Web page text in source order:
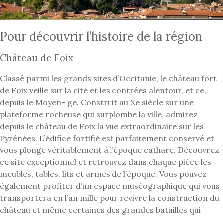
Pour découvrir l’histoire de la région
Château de Foix
Classé parmi les grands sites d’Occitanie, le château fort
de Foix veille sur la cité et les contrées alentour, et ce,
depuis le Moyen- ge. Construit au Xe siècle sur une
plateforme rocheuse qui surplombe la ville, admirez
depuis le château de Foix la vue extraordinaire sur les
Pyrénées. L’édifice fortifié est parfaitement conservé et
vous plonge véritablement à l’époque cathare. Découvrez
ce site exceptionnel et retrouvez dans chaque pièce les
meubles, tables, lits et armes de l’époque. Vous pouvez
également profiter d’un espace muséographique qui vous
transportera en l’an mille pour revivre la construction du
château et même certaines des grandes batailles qui